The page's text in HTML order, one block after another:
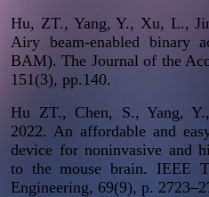
Hu, ZT., Yang, Y., Xu, L.,
Airy beam-enabled binary
BAM).The Journal of the
151(3), pp.140.
Hu ZT., Chen, S., Yang,
2022. An affordable and
device for noninvasive and
to the mouse brain. IEEE
Engineering, 69(9), p.